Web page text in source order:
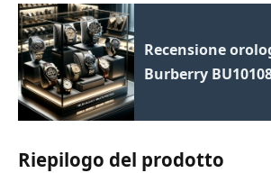
Recensione
Burberry
Riepilogo del prodotto